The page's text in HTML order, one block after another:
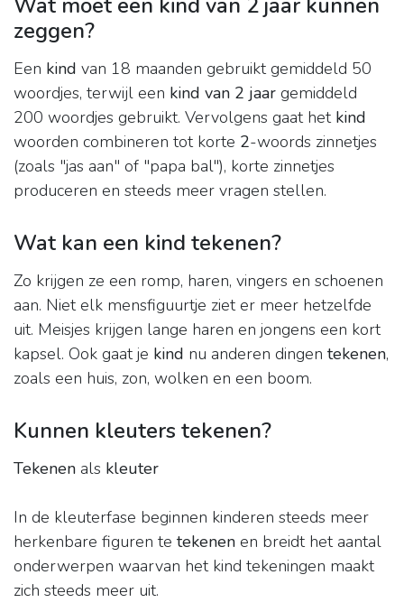
zeggen?
Een kind van 18 maanden gebruikt gemiddeld 50
woordjes, terwijl een kind van 2 jaar gemiddeld
200 woordjes gebruikt. Vervolgens gaat het kind
woorden combineren tot korte 2-woords zinnetjes
(zoals "jas aan" of "papa bal"), korte zinnetjes
produceren en steeds meer vragen stellen.
Wat kan een kind tekenen?
Zo krijgen ze een romp, haren, vingers en schoenen
aan. Niet elk mensfiguurtje ziet er meer hetzelfde
uit. Meisjes krijgen lange haren en jongens een kort
kapsel. Ook gaat je kind nu anderen dingen tekenen,
zoals een huis, zon, wolken en een boom.
Kunnen kleuters tekenen?
Tekenen als kleuter
In de kleuterfase beginnen kinderen steeds meer
herkenbare figuren te tekenen en breidt het aantal
onderwerpen waarvan het kind tekeningen maakt
zich steeds meer uit.